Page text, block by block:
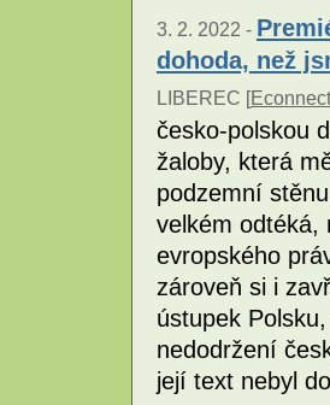
3. 2. 2022 -
dohoda, než
LIBEREC [
česko-polskou
žaloby, která
podzemní
velkém odtéká,
evropského
zároveň si i
ústupek
nedodržení
její text nebyl